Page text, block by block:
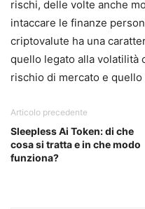
rischi, delle volte anche
intaccare le finanze
criptovalute ha una
quello legato alla volatilità
rischio di mercato e
Articolo precedente
Sleepless Ai Token: di che
cosa si tratta e in che modo
funziona?